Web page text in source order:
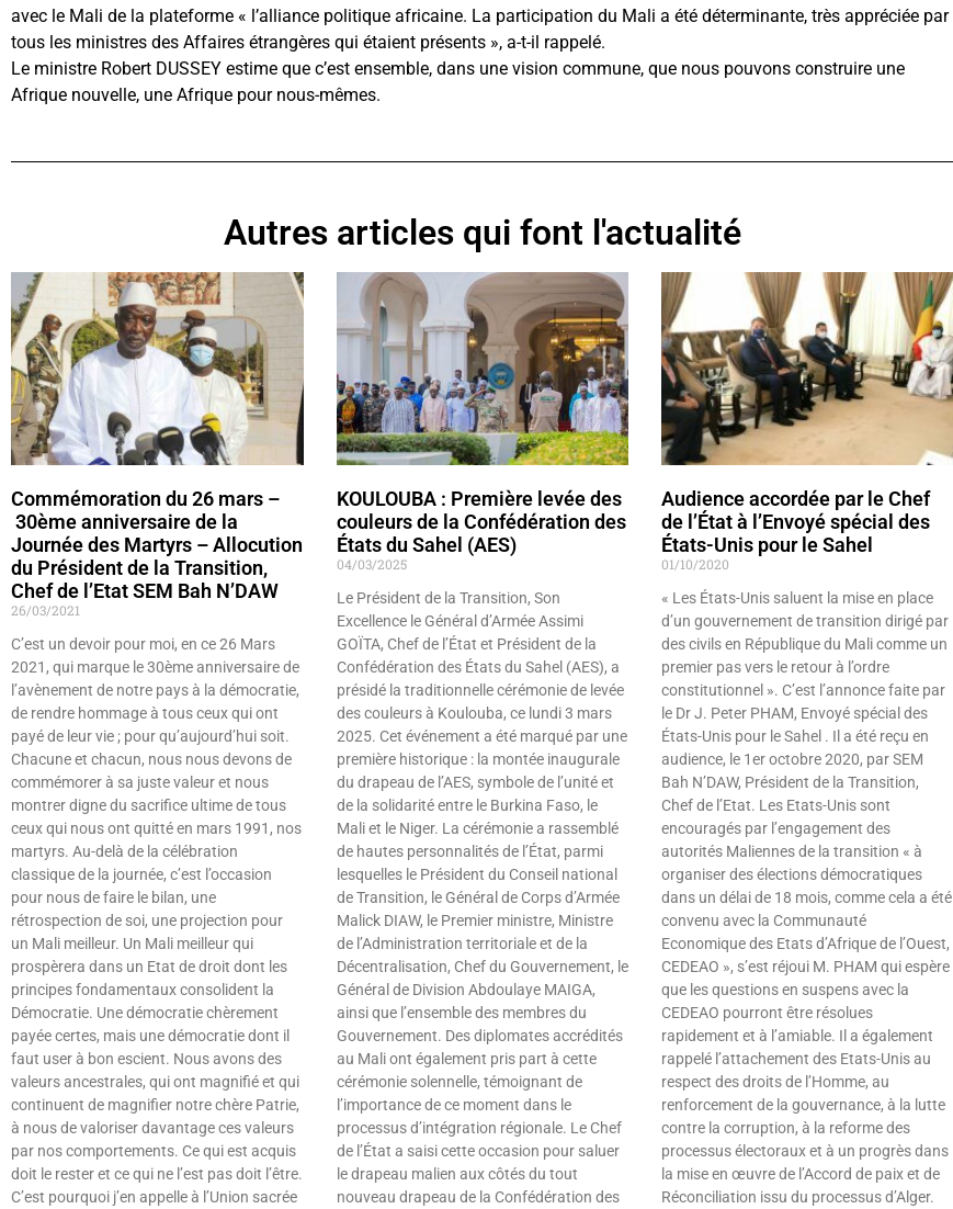
avec le Mali de la plateforme « l’alliance politique africaine. La participation du Mali a été déterminante, très appréciée par
tous les ministres des Affaires étrangères qui étaient présents », a-t-il rappelé.
Le ministre Robert DUSSEY estime que c’est ensemble, dans une vision commune, que nous pouvons construire une
Afrique nouvelle, une Afrique pour nous-mêmes.
Autres articles qui font l'actualité
Commémoration du 26 mars –
30ème anniversaire de la
Journée des Martyrs – Allocution
du Président de la Transition,
Chef de l’Etat SEM Bah N’DAW
26/03/2021
C’est un devoir pour moi, en ce 26 Mars
2021, qui marque le 30ème anniversaire de
l’avènement de notre pays à la démocratie,
de rendre hommage à tous ceux qui ont
payé de leur vie ; pour qu’aujourd’hui soit.
Chacune et chacun, nous nous devons de
commémorer à sa juste valeur et nous
montrer digne du sacrifice ultime de tous
ceux qui nous ont quitté en mars 1991, nos
martyrs. Au-delà de la célébration
classique de la journée, c’est l’occasion
pour nous de faire le bilan, une
rétrospection de soi, une projection pour
un Mali meilleur. Un Mali meilleur qui
prospèrera dans un Etat de droit dont les
principes fondamentaux consolident la
Démocratie. Une démocratie chèrement
payée certes, mais une démocratie dont il
faut user à bon escient. Nous avons des
valeurs ancestrales, qui ont magnifié et qui
continuent de magnifier notre chère Patrie,
à nous de valoriser davantage ces valeurs
par nos comportements. Ce qui est acquis
doit le rester et ce qui ne l’est pas doit l’être.
C’est pourquoi j’en appelle à l’Union sacrée
KOULOUBA : Première levée des
couleurs de la Confédération des
États du Sahel (AES)
04/03/2025
Le Président de la Transition, Son
Excellence le Général d’Armée Assimi
GOÏTA, Chef de l’État et Président de la
Confédération des États du Sahel (AES), a
présidé la traditionnelle cérémonie de levée
des couleurs à Koulouba, ce lundi 3 mars
2025. Cet événement a été marqué par une
première historique : la montée inaugurale
du drapeau de l’AES, symbole de l’unité et
de la solidarité entre le Burkina Faso, le
Mali et le Niger. La cérémonie a rassemblé
de hautes personnalités de l’État, parmi
lesquelles le Président du Conseil national
de Transition, le Général de Corps d’Armée
Malick DIAW, le Premier ministre, Ministre
de l’Administration territoriale et de la
Décentralisation, Chef du Gouvernement, le
Général de Division Abdoulaye MAIGA,
ainsi que l’ensemble des membres du
Gouvernement. Des diplomates accrédités
au Mali ont également pris part à cette
cérémonie solennelle, témoignant de
l’importance de ce moment dans le
processus d’intégration régionale. Le Chef
de l’État a saisi cette occasion pour saluer
le drapeau malien aux côtés du tout
nouveau drapeau de la Confédération des
Audience accordée par le Chef
de l’État à l’Envoyé spécial des
États-Unis pour le Sahel
01/10/2020
« Les États-Unis saluent la mise en place
d’un gouvernement de transition dirigé par
des civils en République du Mali comme un
premier pas vers le retour à l’ordre
constitutionnel ». C’est l’annonce faite par
le Dr J. Peter PHAM, Envoyé spécial des
États-Unis pour le Sahel . Il a été reçu en
audience, le 1er octobre 2020, par SEM
Bah N’DAW, Président de la Transition,
Chef de l’Etat. Les Etats-Unis sont
encouragés par l’engagement des
autorités Maliennes de la transition « à
organiser des élections démocratiques
dans un délai de 18 mois, comme cela a été
convenu avec la Communauté
Economique des Etats d’Afrique de l’Ouest,
CEDEAO », s’est réjoui M. PHAM qui espère
que les questions en suspens avec la
CEDEAO pourront être résolues
rapidement et à l’amiable. Il a également
rappelé l’attachement des Etats-Unis au
respect des droits de l’Homme, au
renforcement de la gouvernance, à la lutte
contre la corruption, à la reforme des
processus électoraux et à un progrès dans
la mise en œuvre de l’Accord de paix et de
Réconciliation issu du processus d’Alger.